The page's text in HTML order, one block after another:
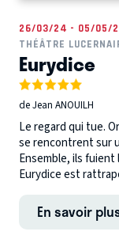
26/03/24 - 05/05/
THÉÂTRE
Eurydice
de Jean ANOUILH
Le regard qui tue.
se rencontrent sur
Ensemble, ils fuient
Eurydice est
En savoir